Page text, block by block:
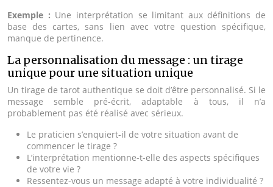
Exemple : Une interprétation se limitant aux définitions de
base des cartes, sans lien avec votre question spécifique,
manque de pertinence.
La personnalisation du message : un tirage
unique pour une situation unique
Un tirage de tarot authentique se doit d’être personnalisé. Si le
message semble pré-écrit, adaptable à tous, il n’a
probablement pas été réalisé avec sérieux.
Le praticien s’enquiert-il de votre situation avant de
commencer le tirage ?
L’interprétation mentionne-t-elle des aspects spécifiques
de votre vie ?
Ressentez-vous un message adapté à votre individualité ?